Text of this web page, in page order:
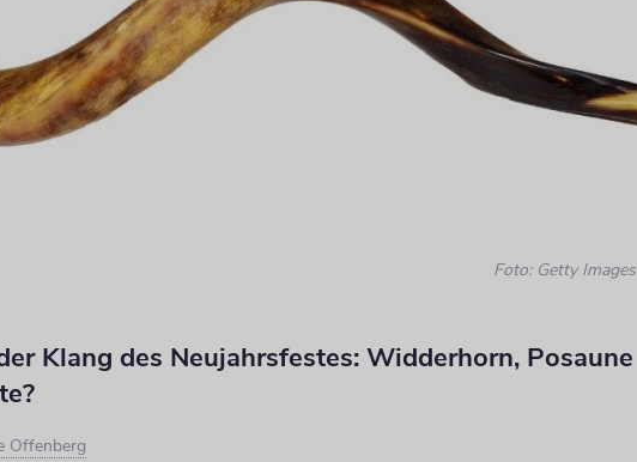
Foto: Getty Images
Klang des Neujahrsfestes: Widderhorn, Posaune
Offenberg